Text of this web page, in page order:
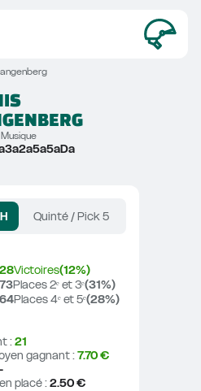
Musique
Quinté / Pick 5
28Victoires(12%)
73Places 2ᵉ et 3ᵉ(31%)
64Places 4ᵉ et 5ᵉ(28%)
: 21
gagnant : 7.70 €
placé : 2.50 €